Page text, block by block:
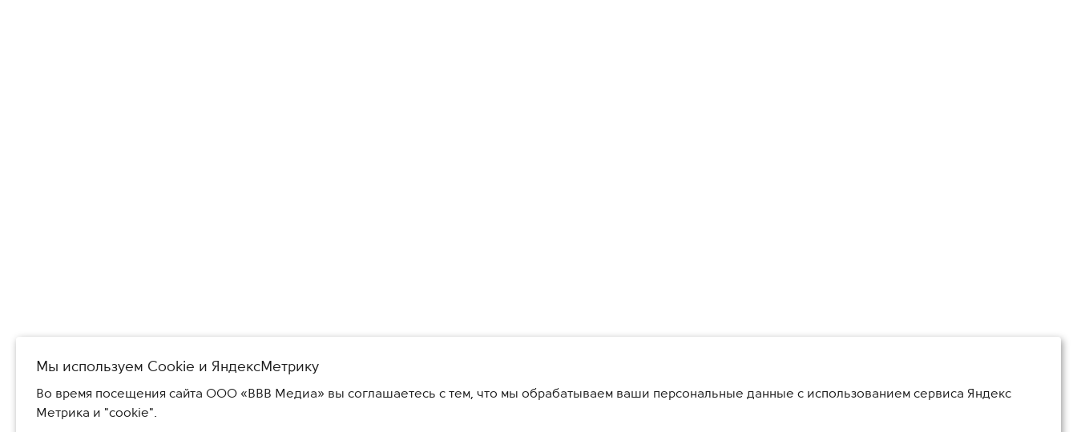
Мы используем Сookie и ЯндексМетрику
Во время посещения сайта ООО «ВВВ Медиа» вы соглашаетесь с тем, что мы обрабатываем ваши персональные данные с использованием сервиса Яндекс
Метрика и "cookie".